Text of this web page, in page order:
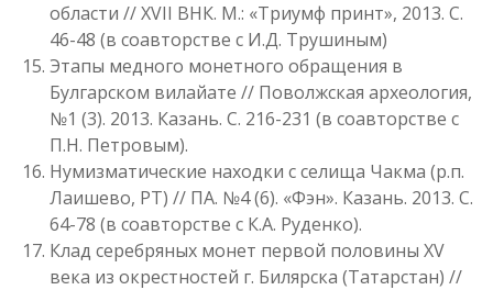
области // XVII ВНК. М.: «Триумф принт», 2013. С.
46-48 (в соавторстве с И.Д. Трушиным)
Этапы медного монетного обращения в
Булгарском вилайате // Поволжская археология,
№1 (3). 2013. Казань. С. 216-231 (в соавторстве с
П.Н. Петровым).
Нумизматические находки с селища Чакма (р.п.
Лаишево, РТ) // ПА. №4 (6). «Фэн». Казань. 2013. С.
64-78 (в соавторстве с К.А. Руденко).
Клад серебряных монет первой половины XV
века из окрестностей г. Билярска (Татарстан) //